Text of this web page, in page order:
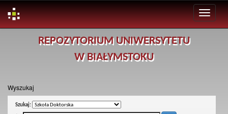
REPOZYTORIUM UNIWERSYTETU
W BIAŁYMSTOKU
Wyszukaj
Szukaj: